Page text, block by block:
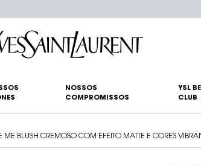
NOSSOS
COMPROMISSOS
YSL
CLUB
ME BLUSH CREMOSO COM EFEITO MATTE E CORES